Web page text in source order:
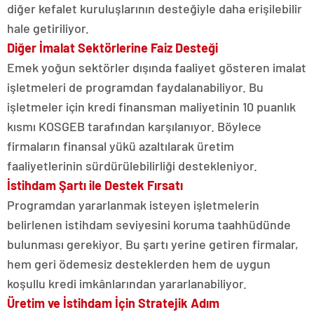
diğer kefalet kuruluşlarının desteğiyle daha erişilebilir
hale getiriliyor.
Diğer İmalat Sektörlerine Faiz Desteği
Emek yoğun sektörler dışında faaliyet gösteren imalat
işletmeleri de programdan faydalanabiliyor. Bu
işletmeler için kredi finansman maliyetinin 10 puanlık
kısmı KOSGEB tarafından karşılanıyor. Böylece
firmaların finansal yükü azaltılarak üretim
faaliyetlerinin sürdürülebilirliği destekleniyor.
İstihdam Şartı ile Destek Fırsatı
Programdan yararlanmak isteyen işletmelerin
belirlenen istihdam seviyesini koruma taahhüdünde
bulunması gerekiyor. Bu şartı yerine getiren firmalar,
hem geri ödemesiz desteklerden hem de uygun
koşullu kredi imkânlarından yararlanabiliyor.
Üretim ve İstihdam İçin Stratejik Adım